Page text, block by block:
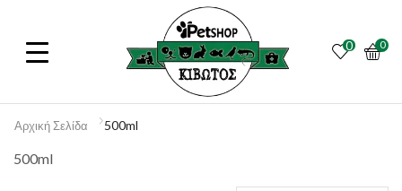
0 0
Αρχική Σελίδα 500ml
500ml